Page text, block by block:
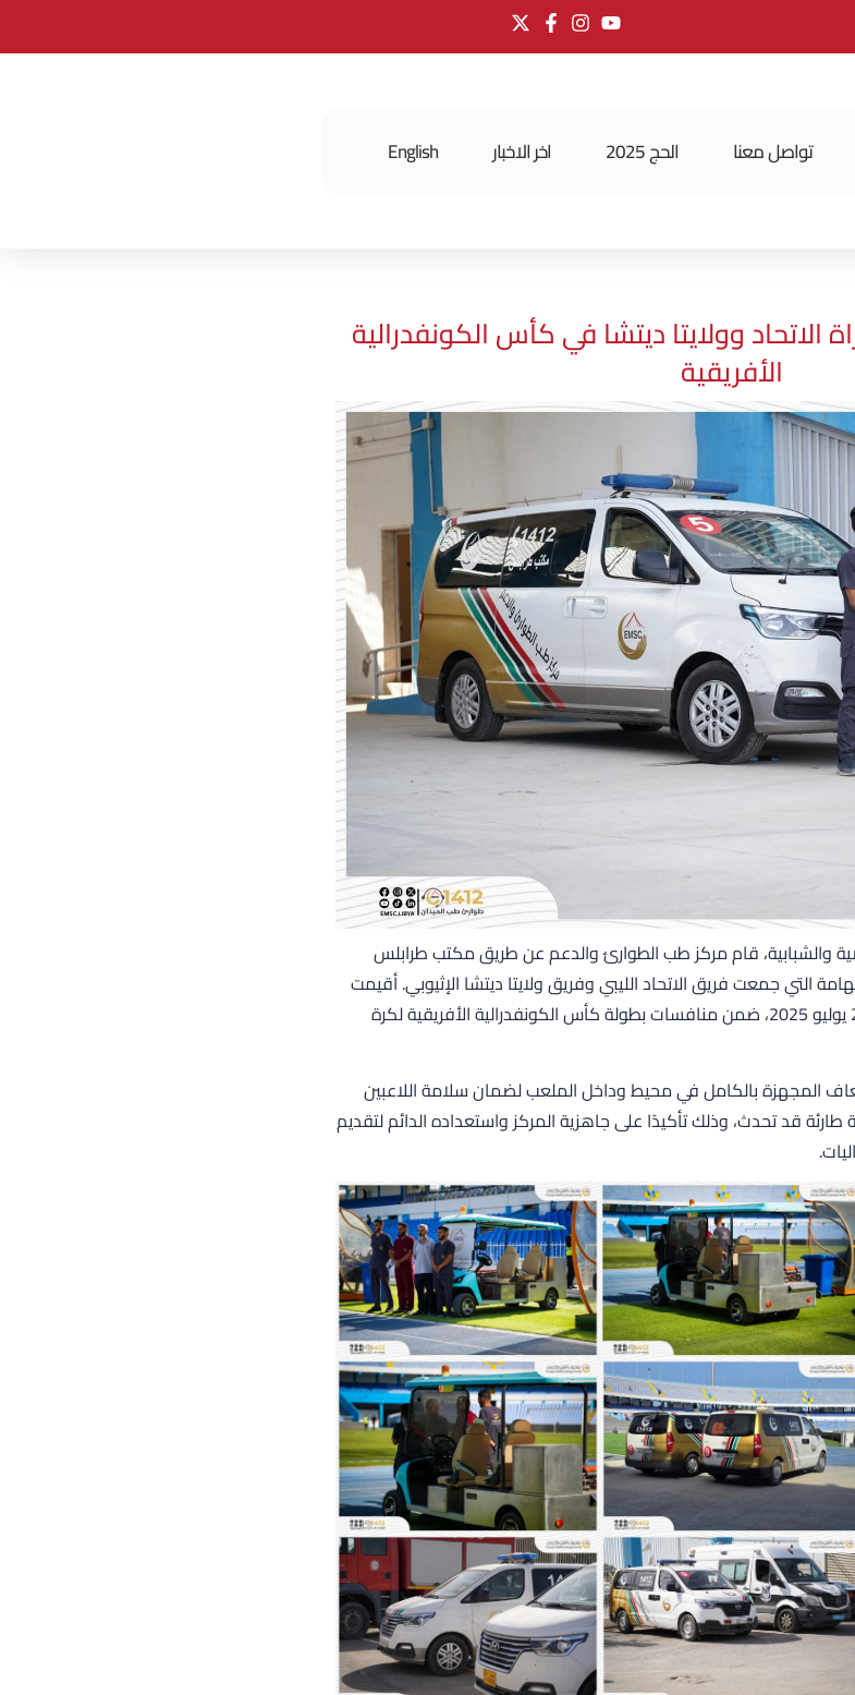
تواصل معنا الحج 2025 اخر الاخبار English
الاتحاد وولايتا ديتشا في كأس الكونفدرالية
الأفريقية
والشبابية، قام مركز طب الطوارئ والدعم عن طريق مكتب طرابلس
التي جمعت فريق الاتحاد الليبي وفريق ولايتا ديتشا الإثيوبي. أقيمت
المباراة يوم الأمس الجمعة الموافق 26 يوليو 2025، ضمن منافسات بطولة كأس الكونفدرالية الأفريقية لكرة
المجهزة بالكامل في محيط وداخل الملعب لضمان سلامة اللاعبين
قد تحدث، وذلك تأكيدًا على جاهزية المركز واستعداده الدائم لتقديم